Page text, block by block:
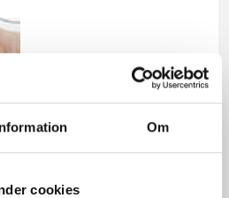
Om
cookies